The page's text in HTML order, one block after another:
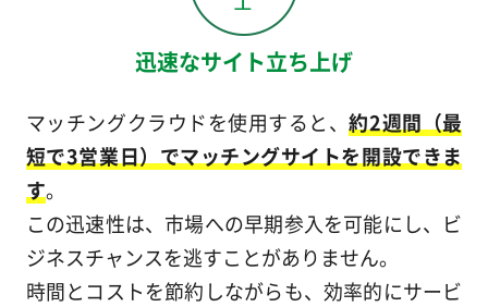
迅速なサイト立ち上げ
マッチングクラウドを使用すると、約2週間（最
短で3営業日）でマッチングサイトを開設できま
す。
この迅速性は、市場への早期参入を可能にし、ビ
ジネスチャンスを逃すことがありません。
時間とコストを節約しながらも、効率的にサービ